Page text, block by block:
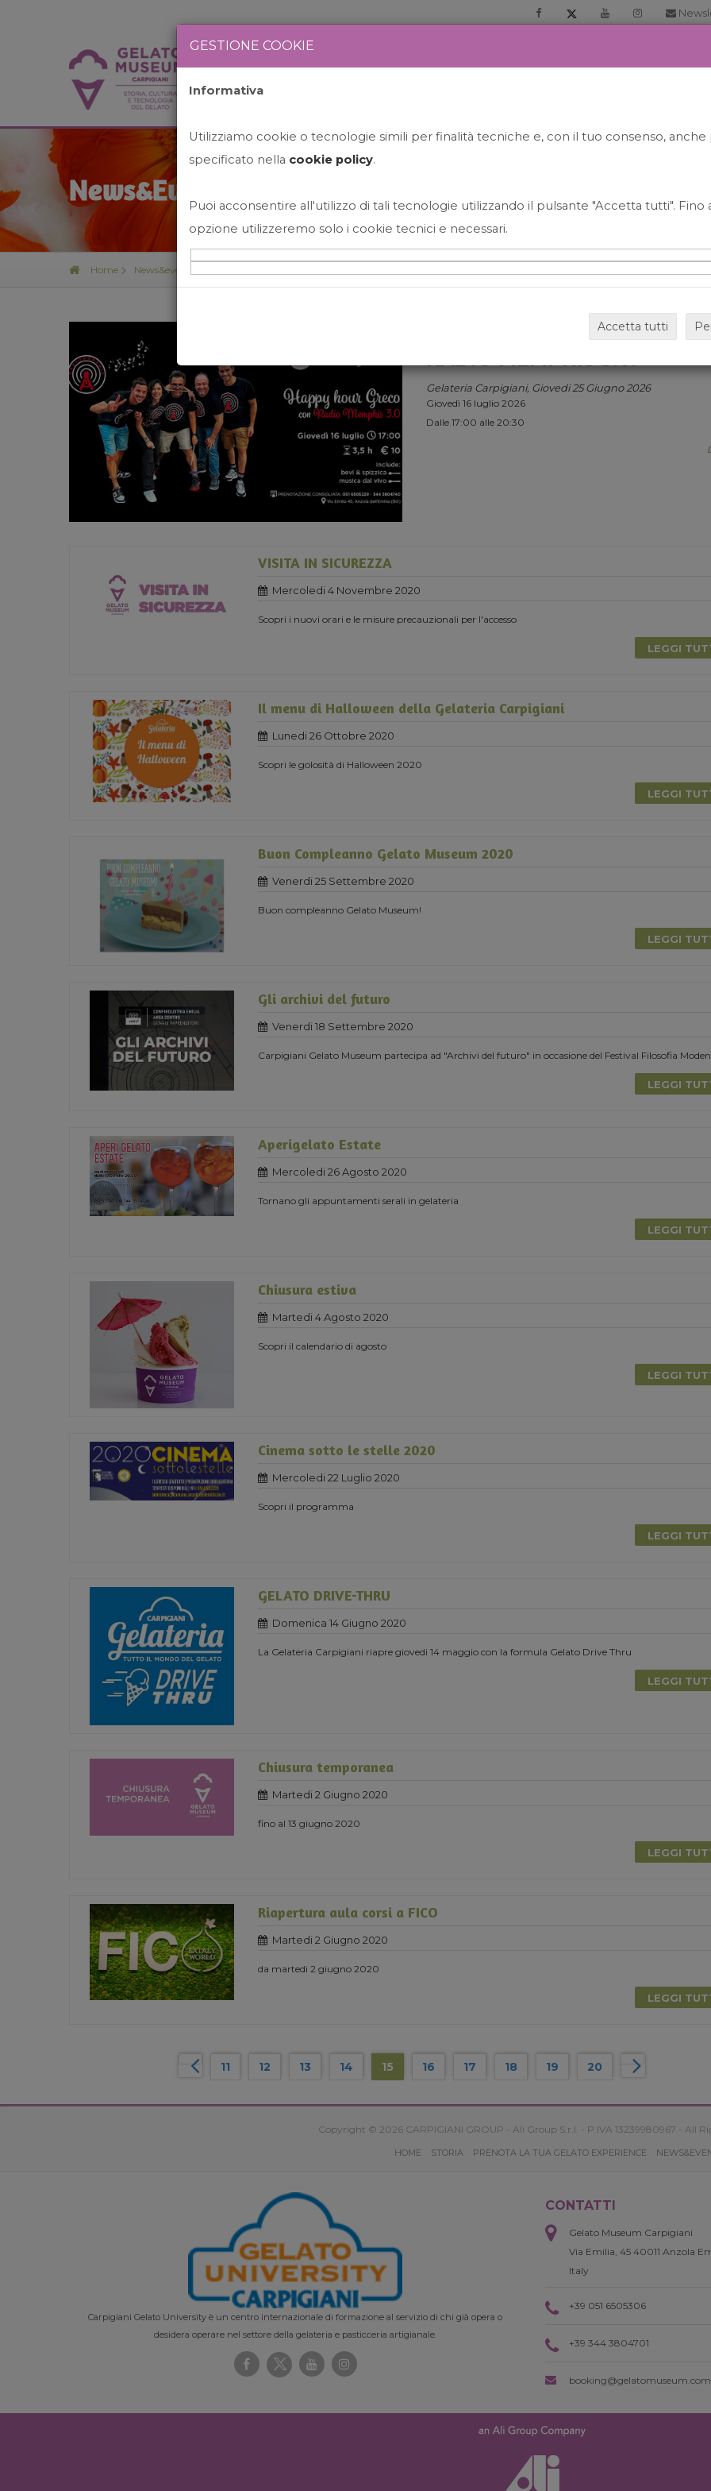
News&Events
Home News&events
HAPPY HOUR GRECO CON
RADIO MEMPHIS 3.0.
Gelateria Carpigiani, Giovedi 25 Giugno 2026
Giovedì 16 luglio 2026
Dalle 17:00 alle 20:30
VISITA IN SICUREZZA
Mercoledi 4 Novembre 2020
Scopri i nuovi orari e le misure precauzionali per l'accesso
LEGGI
Il menu di Halloween della Gelateria Carpigiani
Lunedi 26 Ottobre 2020
Scopri le golosità di Halloween 2020
LEGGI
Buon Compleanno Gelato Museum 2020
Venerdi 25 Settembre 2020
Buon compleanno Gelato Museum!
LEGGI
Gli archivi del futuro
Venerdi 18 Settembre 2020
Carpigiani Gelato Museum partecipa ad "Archivi del futuro" in occasione del Festival Filosofia
LEGGI
Aperigelato Estate
Mercoledi 26 Agosto 2020
Tornano gli appuntamenti serali in gelateria
LEGGI
Chiusura estiva
Martedi 4 Agosto 2020
Scopri il calendario di agosto
LEGGI
Cinema sotto le stelle 2020
Mercoledi 22 Luglio 2020
Scopri il programma
LEGGI
GELATO DRIVE-THRU
Domenica 14 Giugno 2020
La Gelateria Carpigiani riapre giovedi 14 maggio con la formula Gelato Drive Thru
LEGGI
Chiusura temporanea
Martedi 2 Giugno 2020
fino al 13 giugno 2020
LEGGI
Riapertura aula corsi a FICO
Martedi 2 Giugno 2020
da martedi 2 giugno 2020
LEGGI
11 12 13 14 15 16 17 18 19 20
Copyright © 2026 CARPIGIANI GROUP - Ali Group S.r.l. - P.IVA 13239980967 - All
HOME STORIA PRENOTA LA TUA GELATO EXPERIENCE
Carpigiani Gelato University è un centro internazionale di formazione al servizio di chi già opera o
desidera operare nel settore della gelateria e pasticceria artigianale.
CONTATTI
Gelato Museum Carpigiani
Via Emilia, 45 40011 Anzola
Italy
+39 051 6505306
+39 344 3804701
booking@gelatomuseum.com
GESTIONE COOKIE
Informativa
Utilizziamo cookie o tecnologie simili per finalità tecniche e, con il tuo consenso,
specificato nella cookie policy.
Puoi acconsentire all'utilizzo di tali tecnologie utilizzando il pulsante "Accetta tutti". Fino
opzione utilizzeremo solo i cookie tecnici e necessari.
Accetta tutti